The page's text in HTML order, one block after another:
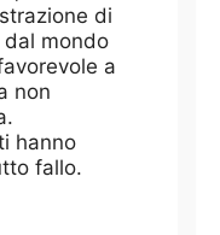
di
mondo
a
non
hanno
fallo.